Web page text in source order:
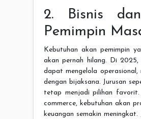
2. Bisnis
Pemimpin
Kebutuhan akan pemimpin
akan pernah hilang. Di 2025,
dapat mengelola
dengan bijaksana. Jurusan
tetap menjadi pilihan favorit.
commerce, kebutuhan akan
keuangan semakin